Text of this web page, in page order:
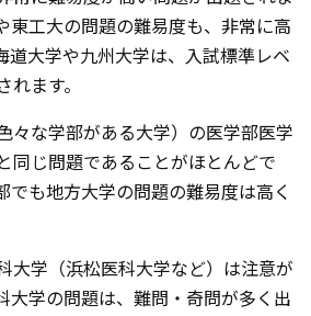
東工大の問題の難易度も、非常に高
道大学や九州大学は、入試標準レベ
ます。
々な学部がある大学）の医学部医学
同じ問題であることがほとんどで
でも地方大学の問題の難易度は高く
大学（浜松医科大学など）は注意が
大学の問題は、難問・奇問が多く出